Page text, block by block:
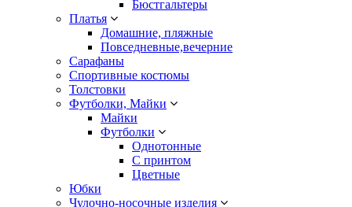
Бюстгальтеры
Платья
Домашние, пляжные
Повседневные,вечерние
Сарафаны
Спортивные костюмы
Толстовки
Футболки, Майки
Майки
Футболки
Однотонные
С принтом
Цветные
Юбки
Чулочно-носочные изделия